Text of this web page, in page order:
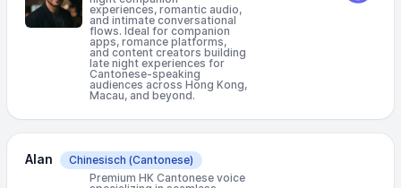
experiences, romantic audio,
and intimate conversational
flows. Ideal for companion
apps, romance platforms,
and content creators building
late night experiences for
Cantonese-speaking
audiences across Hong Kong,
Macau, and beyond.
Alan Chinesisch (Cantonese)
Premium HK Cantonese voice